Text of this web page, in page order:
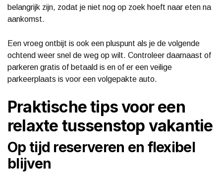
belangrijk zijn, zodat je niet nog op zoek hoeft naar eten na
aankomst.
Een vroeg ontbijt is ook een pluspunt als je de volgende
ochtend weer snel de weg op wilt. Controleer daarnaast of
parkeren gratis of betaald is en of er een veilige
parkeerplaats is voor een volgepakte auto.
Praktische tips voor een
relaxte tussenstop vakantie
Op tijd reserveren en flexibel
blijven